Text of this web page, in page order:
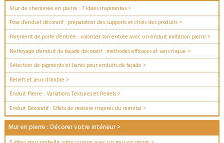
Mur de cheminée en pierre : 7 idées inspirantes >
Pose d'enduit décoratif : préparation des supports et choix des produits >
Parement de porte d'entrée : valoriser son entrée avec un enduit imitation pierre >
Nettoyage d'enduit de façade décoratif : méthodes efficaces et sans risque >
Sélection de pigments et liants pour enduits de façade >
Reliefs et jeux d’ombre >
Enduit Pierre : Variations Textures et Reliefs >
Enduit Décoratif : Effets de matière inspirés du minéral >
Mur en pierre : Décorer votre intérieur>